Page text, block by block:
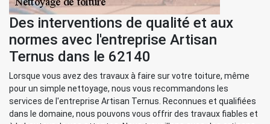
Des interventions de qualité et aux
normes avec l'entreprise Artisan
Ternus dans le 62140
Lorsque vous avez des travaux à faire sur votre toiture, même
pour un simple nettoyage, nous vous recommandons les
services de l'entreprise Artisan Ternus. Reconnues et qualifiées
dans le domaine, nous pouvons vous offrir des travaux fiables et